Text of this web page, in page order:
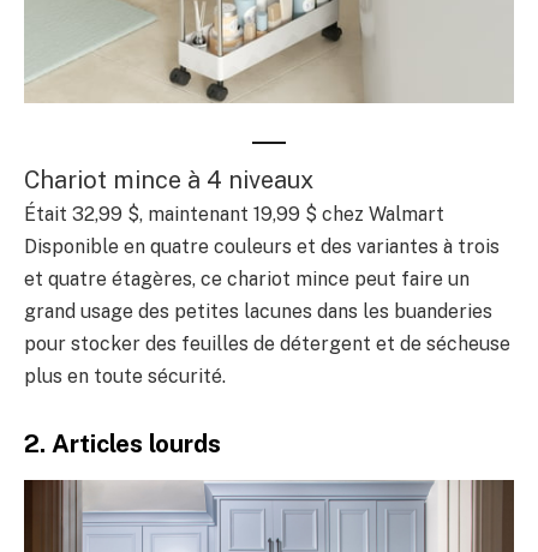
Chariot mince à 4 niveaux
Était 32,99 $, maintenant 19,99 $ chez Walmart
Disponible en quatre couleurs et des variantes à trois
et quatre étagères, ce chariot mince peut faire un
grand usage des petites lacunes dans les buanderies
pour stocker des feuilles de détergent et de sécheuse
plus en toute sécurité.
2. Articles lourds